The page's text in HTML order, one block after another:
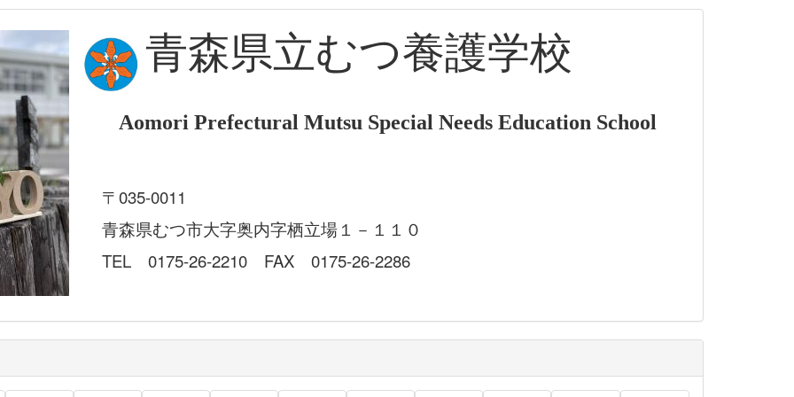
青森県立むつ養護学校
Aomori Prefectural Mutsu Special Needs Education School
〒035-0011
青森県むつ市大字奥内字栖立場１－１１０
TEL 0175-26-2210 FAX 0175-26-2286